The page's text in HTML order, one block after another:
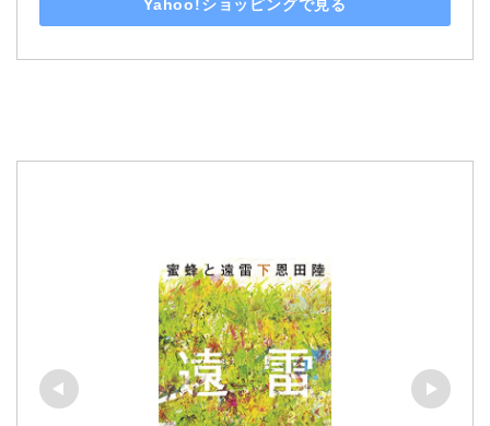
Yahoo!ショッピングで見る